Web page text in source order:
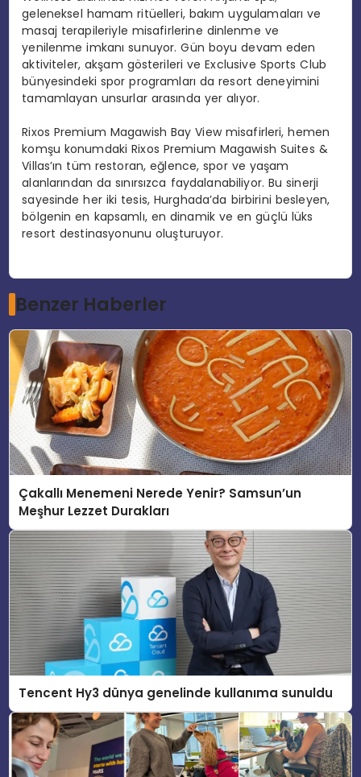
geleneksel hamam ritüelleri, bakım uygulamaları ve
masaj terapileriyle misafirlerine dinlenme ve
yenilenme imkanı sunuyor. Gün boyu devam eden
aktiviteler, akşam gösterileri ve Exclusive Sports Club
bünyesindeki spor programları da resort deneyimini
tamamlayan unsurlar arasında yer alıyor.
Rixos Premium Magawish Bay View misafirleri, hemen
komşu konumdaki Rixos Premium Magawish Suites &
Villas’ın tüm restoran, eğlence, spor ve yaşam
alanlarından da sınırsızca faydalanabiliyor. Bu sinerji
sayesinde her iki tesis, Hurghada’da birbirini besleyen,
bölgenin en kapsamlı, en dinamik ve en güçlü lüks
resort destinasyonunu oluşturuyor.
Benzer Haberler
Çakallı Menemeni Nerede Yenir? Samsun’un
Meşhur Lezzet Durakları
Tencent Hy3 dünya genelinde kullanıma sunuldu